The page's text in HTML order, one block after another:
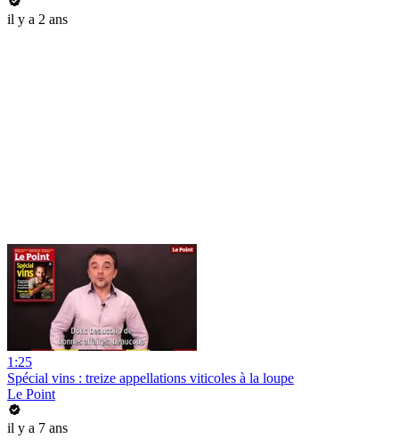
il y a 2 ans
1:25
Spécial vins : treize appellations viticoles à la loupe
Le Point
il y a 7 ans